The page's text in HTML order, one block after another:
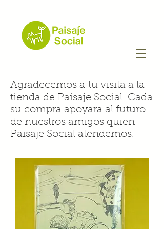
Agradecemos a tu visita a la
tienda de Paisaje Social. Cada
su compra apoyara al futuro
de nuestros amigos quien
Paisaje Social atendemos.